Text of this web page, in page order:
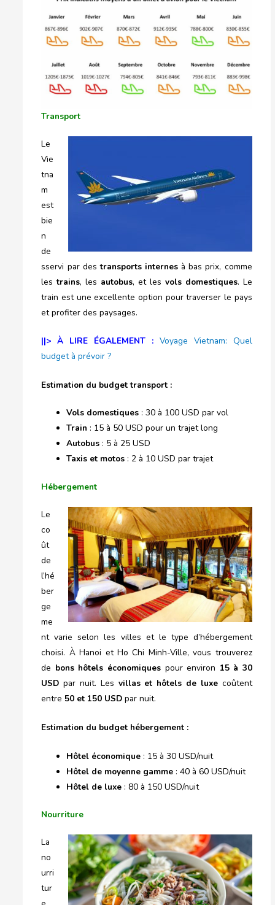
Transport
Le
Vie
tna
m
est
bie
n
de
sservi par destransports internes à bas prix, comme
lestrains, les autobus, et les vols domestiques. Le
train est une excellente option pour traverser le pays
et profiter des paysages.
||> À LIRE ÉGALEMENT : Voyage Vietnam: Quel
budget à prévoir ?
Estimation du budget transport :
Vols domestiques : 30 à 100 USD par vol
Train : 15 à 50 USD pour un trajet long
Autobus : 5 à 25 USD
Taxis et motos : 2 à 10 USD par trajet
Hébergement
Le
co
ût
de
l’hé
ber
ge
me
nt varie selon les villes et le type d’hébergement
choisi. À Hanoi et Ho Chi Minh-Ville, vous trouverez
de bons hôtels économiquespour environ 15 à 30
USD par nuit. Les villas et hôtels de luxecoûtent
entre 50 et 150 USD par nuit.
Estimation du budget hébergement :
Hôtel économique : 15 à 30 USD/nuit
Hôtel de moyenne gamme : 40 à 60 USD/nuit
Hôtel de luxe : 80 à 150 USD/nuit
Nourriture
La
no
urri
tur